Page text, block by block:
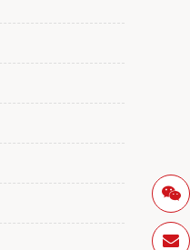
启未来--中华老字号“聚红盛